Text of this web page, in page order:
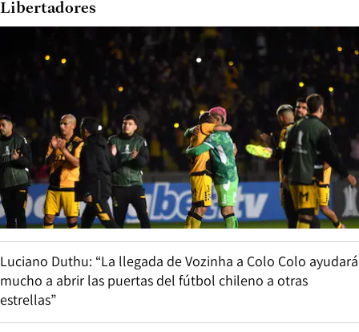
Libertadores
Luciano Duthu: “La llegada de Vozinha a Colo Colo ayudará
mucho a abrir las puertas del fútbol chileno a otras
estrellas”